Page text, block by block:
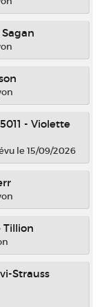
- Violette
le 15/09/2026
Tillion
Strauss